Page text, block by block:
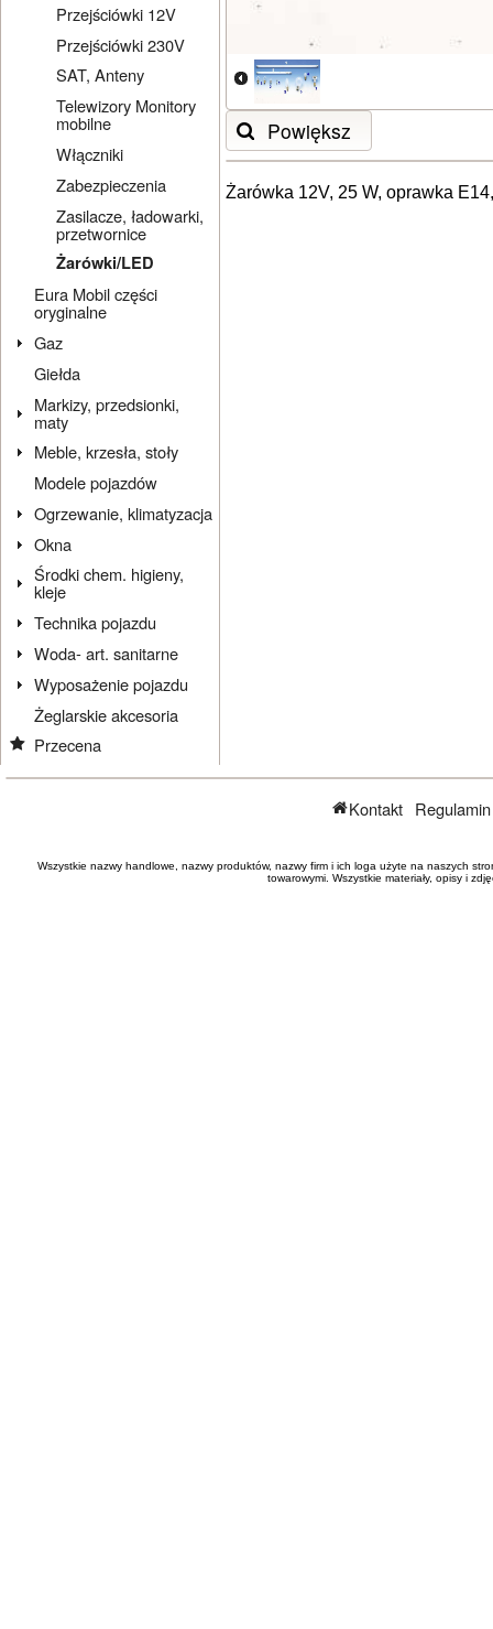
Przejściówki 12V
Przejściówki 230V
SAT, Anteny
Telewizory Monitory
mobilne
Włączniki
Zabezpieczenia
Zasilacze, ładowarki,
przetwornice
Żarówki/LED
Eura Mobil części
oryginalne
Gaz
Giełda
Markizy, przedsionki,
maty
Meble, krzesła, stoły
Modele pojazdów
Ogrzewanie, klimatyzacja
Okna
Środki chem. higieny,
kleje
Technika pojazdu
Woda- art. sanitarne
Wyposażenie pojazdu
Żeglarskie akcesoria
Przecena
Powiększ
Żarówka 12V, 25 W, oprawka
Kontakt
Wszystkie nazwy handlowe, nazwy produktów, nazwy firm i ich loga użyte na naszych
towarowymi. Wszystkie materiały, opisy i